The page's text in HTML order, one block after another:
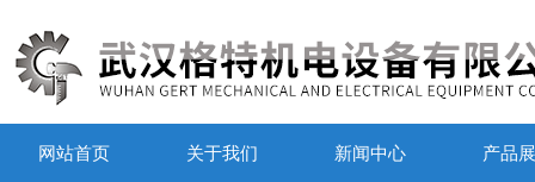
网站首页 关于我们 新闻中心 产品